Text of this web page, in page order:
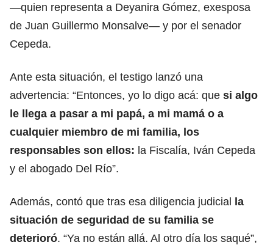
—quien representa a Deyanira Gómez, exesposa
de Juan Guillermo Monsalve— y por el senador
Cepeda.
Ante esta situación, el testigo lanzó una
advertencia: “Entonces, yo lo digo acá: que si algo
le llega a pasar a mi papá, a mi mamá o a
cualquier miembro de mi familia, los
responsables son ellos: la Fiscalía, Iván Cepeda
y el abogado Del Río”.
Además, contó que tras esa diligencia judicial la
situación de seguridad de su familia se
deterioró. “Ya no están allá. Al otro día los saqué”,